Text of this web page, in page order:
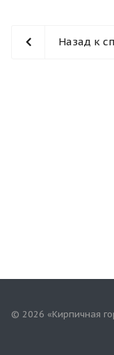
Назад к
© 2026 «Кирпичная